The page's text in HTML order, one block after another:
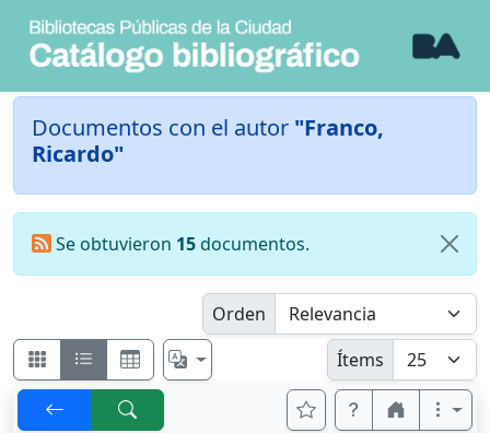
Documentos con el autor "Franco,
Ricardo"
Se obtuvieron 15documentos.
Orden
Ítems